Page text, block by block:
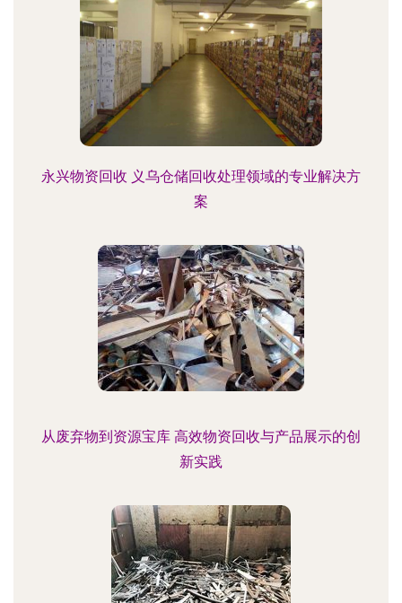
永兴物资回收 义乌仓储回收处理领域的专业解决方
案
从废弃物到资源宝库 高效物资回收与产品展示的创
新实践